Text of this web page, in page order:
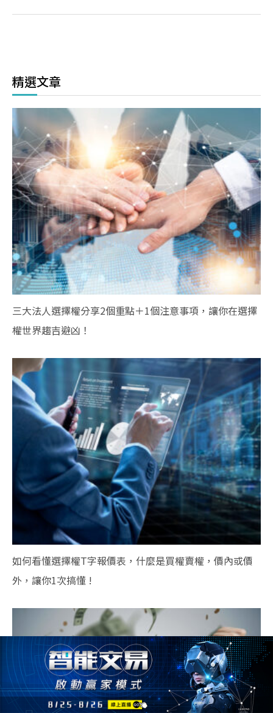
精選文章
三大法人選擇權分享2個重點＋1個注意事項，讓你在選擇
權世界趨吉避凶！
如何看懂選擇權T字報價表，什麼是買權賣權，價內或價
外，讓你1次搞懂 !